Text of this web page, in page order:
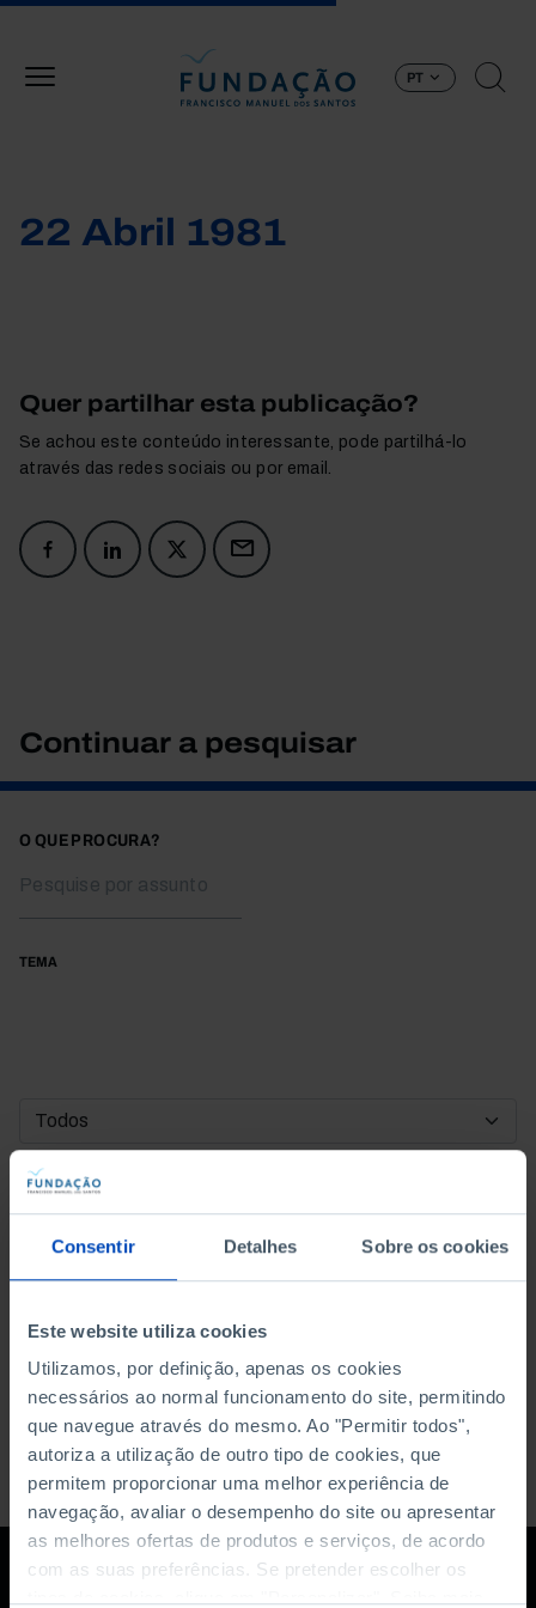
Consentir Detalhes Sobre os cookies
Este website utiliza cookies
Utilizamos, por definição, apenas os cookies
necessários ao normal funcionamento do site, permitindo
que navegue através do mesmo. Ao "Permitir todos",
autoriza a utilização de outro tipo de cookies, que
permitem proporcionar uma melhor experiência de
navegação, avaliar o desempenho do site ou apresentar
as melhores ofertas de produtos e serviços, de acordo
com as suas preferências. Se pretender escolher os
PT
22 Abril 1981
Quer partilhar esta publicação?
Se achou este conteúdo interessante, pode partilhá-lo
através das redes sociais ou por email.
Continuar a pesquisar
O QUE PROCURA?
TEMA
DATA DE INÍCIO
DATA DE FIM